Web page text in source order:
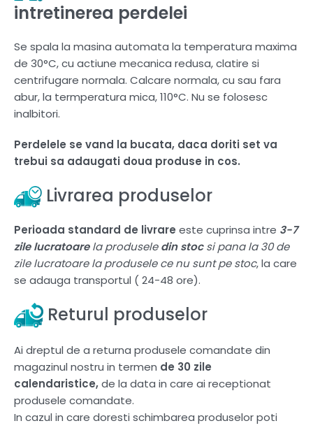
intretinerea perdelei
Se spala la masina automata la temperatura maxima
de 30°C, cu actiune mecanica redusa, clatire si
centrifugare normala. Calcare normala, cu sau fara
abur, la termperatura mica, 110°C. Nu se folosesc
inalbitori.
Perdelele se vand la bucata, daca doriti set va
trebui sa adaugati doua produse in cos.
Livrarea produselor
Perioada standard de livrare este cuprinsa intre 3-7
zile lucratoarela produseledin stocsi pana la 30 de
zile lucratoare la produsele ce nu sunt pe stoc, la care
se adauga transportul ( 24-48 ore).
Returul produselor
Ai dreptul de a returna produsele comandate din
magazinul nostru in termen de 30 zile
calendaristice,de la data in care ai receptionat
produsele comandate.
In cazul in care doresti schimbarea produselor poti